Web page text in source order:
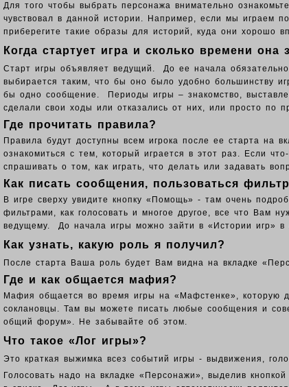
Для того чтобы выбрать персонажа внимательно
чувствовал в данной истории. Например, если мы играем
приберегите такие образы для историй, куда они хорошо
Когда стартует игра и сколько времени она
Старт игры объявляет ведущий. До ее начала
выбирается таким, что бы оно было удобно большинству
бы одно сообщение. Периоды игры – знакомство,
сделали свои ходы или отказались от них, или просто по
Где прочитать правила?
Правила будут доступны всем игрока после ее старта на
ознакомиться с тем, который играется в этот раз. Если
спрашивать о том, как играть, что делать или задавать
Как писать сообщения, пользоваться
В игре сверху увидите кнопку «Помощь» - там очень
фильтрами, как голосовать и многое другое, все что Вам
ведущему. До начала игры можно зайти в «Истории игр»
Как узнать, какую роль я получил?
После старта Ваша роль будет Вам видна на вкладке
Где и как общается мафия?
Мафия общается во время игры на «Мафстенке», которую
соклановцы. Там вы можете писать любые сообщения и
общий форум». Не забывайте об этом.
Что такое «Лог игры»?
Это краткая выжимка всез событий игры - выдвижения,
Голосовать надо на вкладке «Персонажи», выделив